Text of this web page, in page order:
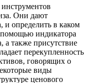
Они дают
и определить в каком
индикатора
а также присутствие
перекупленность
говорящих о
виды
ценового